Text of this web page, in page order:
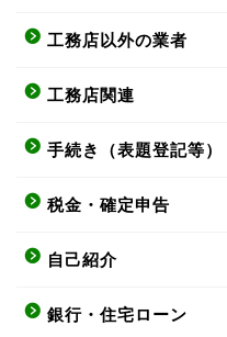
工務店以外の業者
工務店関連
手続き（表題登記等）
税金・確定申告
自己紹介
銀行・住宅ローン